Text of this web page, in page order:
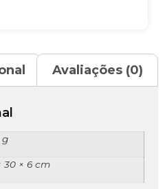
Avaliações (0)
g
30 × 6 cm